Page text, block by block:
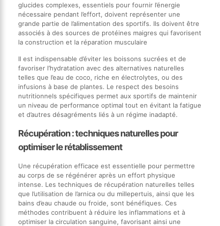
glucides complexes, essentiels pour fournir l’énergie
nécessaire pendant l’effort, doivent représenter une
grande partie de l’alimentation des sportifs. Ils doivent être
associés à des sources de protéines maigres qui favorisent
la construction et la réparation musculaire
Il est indispensable d’éviter les boissons sucrées et de
favoriser l’hydratation avec des alternatives naturelles
telles que l’eau de coco, riche en électrolytes, ou des
infusions à base de plantes. Le respect des besoins
nutritionnels spécifiques permet aux sportifs de maintenir
un niveau de performance optimal tout en évitant la fatigue
et d’autres désagréments liés à un régime inadapté.
Récupération : techniques naturelles pour
optimiser le rétablissement
Une récupération efficace est essentielle pour permettre
au corps de se régénérer après un effort physique
intense. Les techniques de récupération naturelles telles
que l’utilisation de l’arnica ou du millepertuis, ainsi que les
bains d’eau chaude ou froide, sont bénéfiques. Ces
méthodes contribuent à réduire les inflammations et à
optimiser la circulation sanguine, favorisant ainsi une